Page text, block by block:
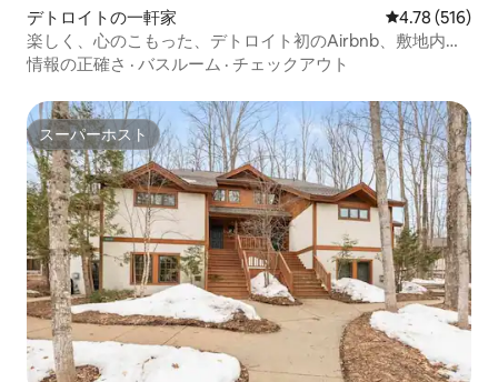
デトロイトの一軒家 レビュー516
4.78 (516)
楽しく、心のこもった、デトロイト初のAirbnb、敷地内駐
車場
情報の正確さ · バスルーム · チェックアウト
スーパーホスト
スーパーホスト